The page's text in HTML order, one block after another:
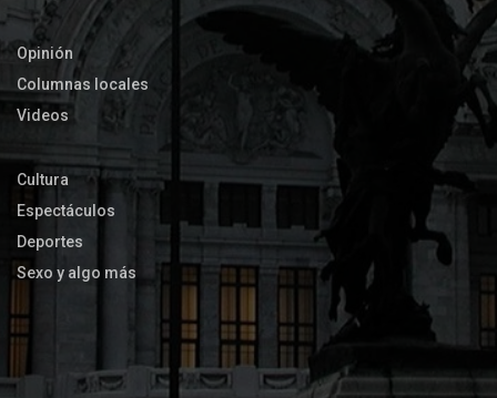
Opinión
Columnas locales
Videos
Cultura
Espectáculos
Deportes
Sexo y algo más